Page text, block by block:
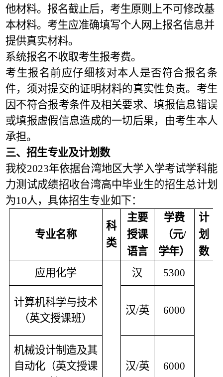
他材料。报名截止后，考生原则上不可修改基
本材料。考生应准确填写个人网上报名信息并
提供真实材料。
系统报名不收取考生报考费。
考生报名前应仔细核对本人是否符合报名条
件，须对提交的证明材料的真实性负责。考生
因不符合报考条件及相关要求、填报信息错误
或填报虚假信息造成的一切后果，由考生本人
承担。
三、招生专业及计划数
我校2023年依据台湾地区大学入学考试学科能
力测试成绩招收台湾高中毕业生的招生总计划
为10人，具体招生专业如下：
专业名称
科
类
主要
授课
语言
学费
（元/
学年）
计
划
数
应用化学
汉 5300
计算机科学与技术
（英文授课班）
汉/英 6000
机械设计制造及其
自动化（英文授课
汉/英 6000